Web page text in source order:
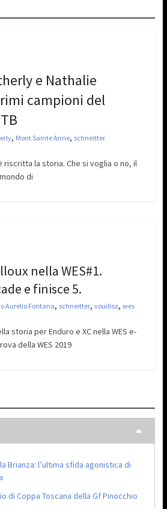
e Nathalie
campioni del
, Mont Sainte Anne, schneitter
riscritta la storia. Che si voglia o no, il
di
nella WES#1.
e finisce 5.
Aurelio Fontana, schneitter, vouilloz, wes
storia per Enduro e XC nella WES e-
della WES 2019
Brianza: l’ultima sfida agonistica di
di Coppa Toscana della Gf Pinocchio